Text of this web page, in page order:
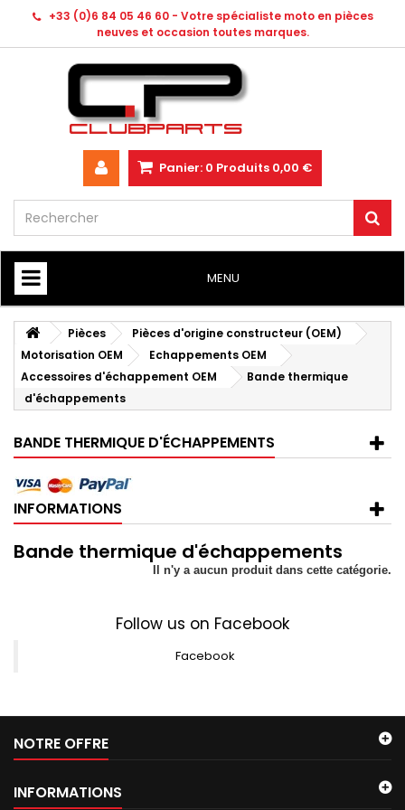
+33 (0)6 84 05 46 60 - Votre spécialiste moto en pièces
neuves et occasion toutes marques.
Panier: 0 Produits 0,00 €
MENU
HOME
Pièces
Pièces d'origine constructeur (OEM)
Motorisation OEM
Echappements OEM
Accessoires d'échappement OEM
Bande thermique
d'échappements
BANDE THERMIQUE D'ÉCHAPPEMENTS
INFORMATIONS
Bande thermique d'échappements
Il n'y a aucun produit dans cette catégorie.
Follow us on Facebook
Facebook
NOTRE OFFRE
INFORMATIONS